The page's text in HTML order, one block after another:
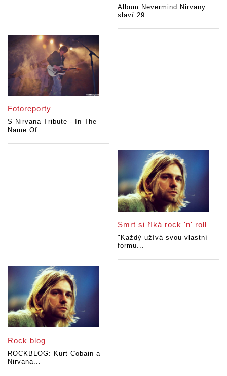
Album Nevermind Nirvany
slaví 29...
Fotoreporty
S Nirvana Tribute - In The
Name Of...
Smrt si říká rock 'n' roll
"Každý užívá svou vlastní
formu...
Rock blog
ROCKBLOG: Kurt Cobain a
Nirvana...